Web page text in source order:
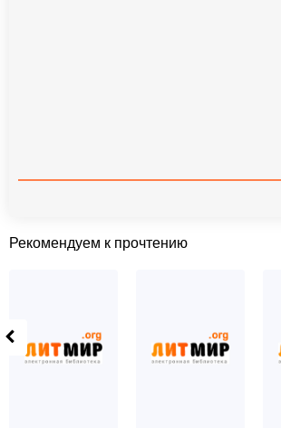
Рекомендуем к прочтению